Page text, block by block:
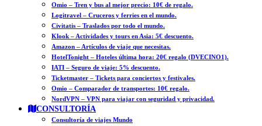
Omio – Tren y bus al mejor precio: 10€ de regalo.
Logitravel – Cruceros y ferries en el mundo.
Civitatis – Traslados por todo el mundo.
Klook – Actividades y tours en Asia: 5€ descuento.
Amazon – Artículos de viaje que necesitas.
HotelTonight – Hoteles última hora: 20€ regalo (DVECINO1).
IATI – Seguro de viaje: 5% descuento.
Ticketmaster – Tickets para conciertos y festivales.
Omio – Comparador de transportes: 10€ regalo.
NordVPN – VPN para viajar con seguridad y privacidad.
CONSULTORÍA
Consultoría de viajes Mundo